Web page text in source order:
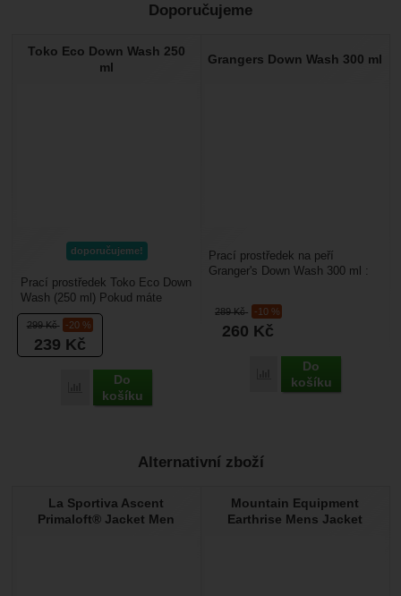
Nebyla přidána žádná recenze.
Doporučujeme
Toko Eco Down Wash 250
ml
doporučujeme!
299Kč -20 %
239 Kč
Porovnat
Do
košíku
Prací prostředek Toko Eco Down
Wash (250 ml) Pokud máte
doma péřovou bundu, vestu
nebo spacák (například...
Grangers Down Wash 300 ml
289Kč -10 %
260 Kč
Porovnat
Do
košíku
Prací prostředek na peří
Granger's Down Wash 300 ml :
oblečení a péřových...
Alternativní zboží
La Sportiva Ascent
Primaloft® Jacket Men
Mountain Equipment
Earthrise Mens Jacket